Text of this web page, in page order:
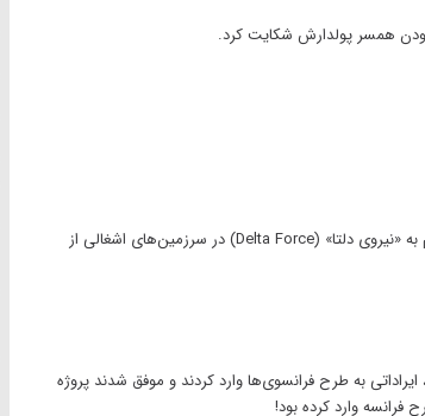
همسر پولدارش شکایت کرد.
کاخ سفید در اقدامی فریبکارانه با حذف تصویری از حضوری نیرو‌های ویژه آمریکایی موسوم به «نیروی دلتا» (Delta Force) در سرزمین‌های اشغالی از
به طرح فرانسوی‌ها وارد کردند و موفق شدند پروژه
وارد کرده بود!